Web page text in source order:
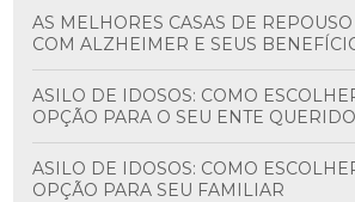
AS MELHORES CASAS DE REPOUSO PARA IDOSOS
COM ALZHEIMER E SEUS
ASILO DE IDOSOS: COMO ESCOLHER A MELHOR
OPÇÃO PARA O SEU ENTE QUERIDO
ASILO DE IDOSOS: COMO ESCOLHER A MELHOR
OPÇÃO PARA SEU FAMILIAR